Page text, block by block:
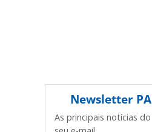
Newsletter
As principais notícias